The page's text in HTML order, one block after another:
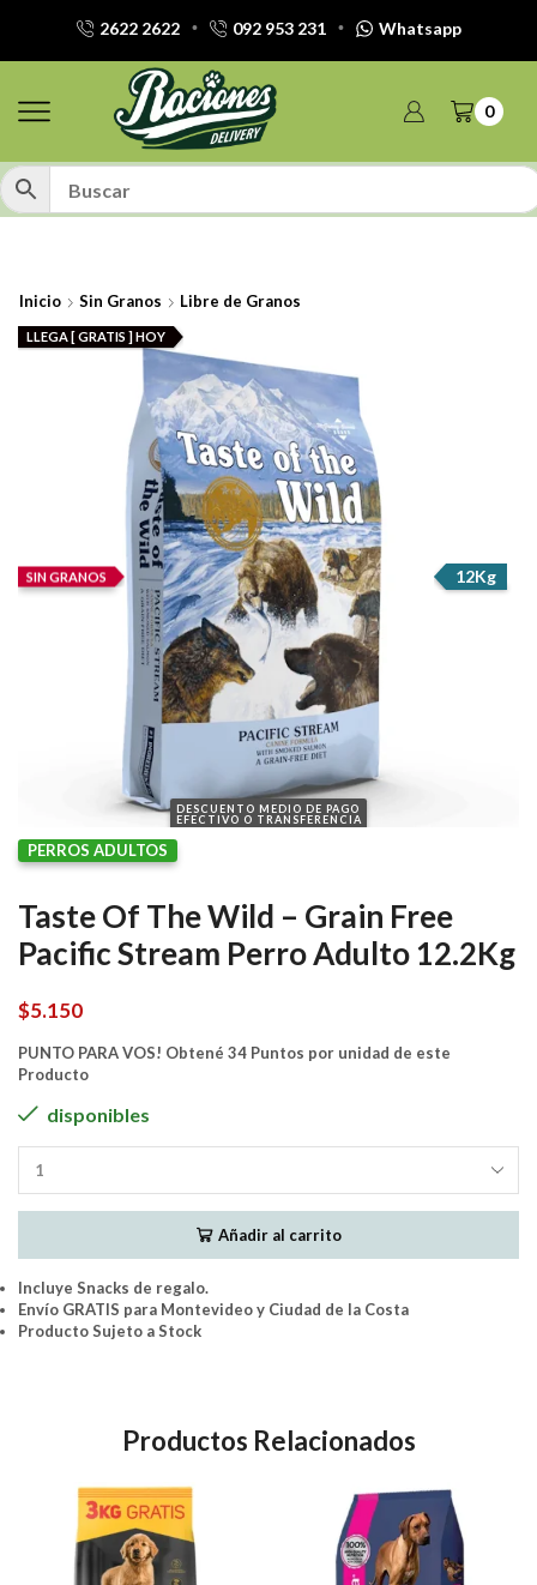
2622 2622 092 953 231 Whatsapp
0
Inicio Sin Granos Libre de Granos
DESCUENTO MEDIO DE PAGO
EFECTIVO O TRANSFERENCIA
12Kg
LLEGA [ GRATIS ] HOY
SIN GRANOS
PERROS ADULTOS
Taste Of The Wild – Grain Free
Pacific Stream Perro Adulto 12.2Kg
$5.150
PUNTO PARA VOS! Obtené 34 Puntos por unidad de este
Producto
disponibles
Wild
Free
cantidad
Añadir al carrito
Incluye Snacks de regalo.
Envío GRATIS para Montevideo y Ciudad de la Costa
Producto Sujeto a Stock
Productos Relacionados